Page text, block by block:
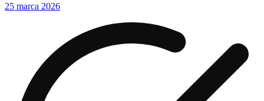
25 marca 2026